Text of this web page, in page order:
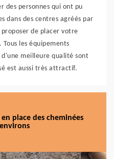
des personnes qui ont pu
dans des centres agréés par
de placer votre
les équipements
d'une meilleure qualité sont
est aussi très attractif.
place des cheminées